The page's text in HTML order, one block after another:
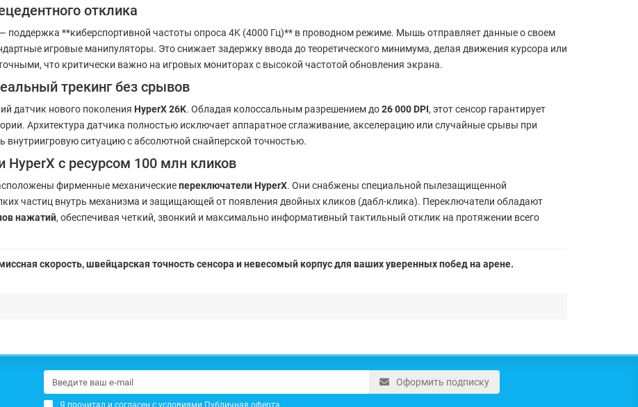
отклика
поддержка **киберспортивной частоты опроса 4K (4000 Гц)** в проводном режиме. Мышь отправляет данные о своем
игровые манипуляторы. Это снижает задержку ввода до теоретического минимума, делая движения курсора или
что критически важно на игровых мониторах с высокой частотой обновления экрана.
трекинг без срывов
датчик нового поколения HyperX 26K. Обладая колоссальным разрешением до26 000 DPI, этот сенсор гарантирует
Архитектура датчика полностью исключает аппаратное сглаживание, акселерацию или случайные срывы при
внутриигровую ситуацию с абсолютной снайперской точностью.
с ресурсом 100 млн кликов
фирменные механическиепереключатели HyperX. Они снабжены специальной пылезащищенной
частиц внутрь механизма и защищающей от появления двойных кликов (дабл-клика). Переключатели обладают
нажатий, обеспечивая четкий, звонкий и максимально информативный тактильный отклик на протяжении всего
скорость, швейцарская точность сенсора и невесомый корпус для ваших уверенных побед на арене.
Оформить подписку
Я прочитал и согласен с условиями Публичная оферта